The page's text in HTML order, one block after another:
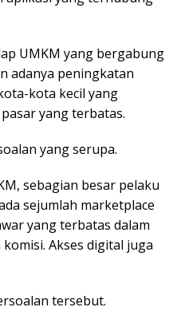
UMKM yang bergabung
adanya peningkatan
kota kecil yang
yang terbatas.
yang serupa.
sebagian besar pelaku
sejumlah marketplace
yang terbatas dalam
Akses digital juga
tersebut.